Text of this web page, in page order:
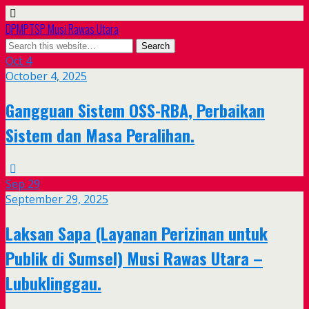
DPMPTSP Musi Rawas Utara
Oct 4
October 4, 2025
Gangguan Sistem OSS-RBA, Perbaikan
Sistem dan Masa Peralihan.
Sep 29
September 29, 2025
Laksan Sapa (Layanan Perizinan untuk
Publik di Sumsel) Musi Rawas Utara –
Lubuklinggau.